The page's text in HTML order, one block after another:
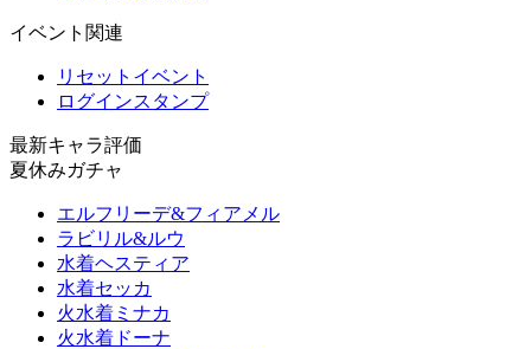
イベント関連
リセットイベント
ログインスタンプ
最新キャラ評価
夏休みガチャ
エルフリーデ&フィアメル
ラビリル&ルウ
水着ヘスティア
水着セッカ
火水着ミナカ
火水着ドーナ